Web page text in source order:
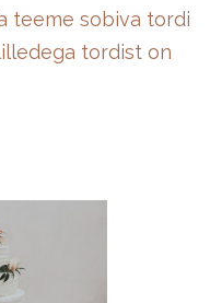
teeme sobiva tordi
tordist on